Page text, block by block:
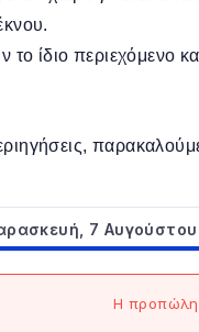
το ίδιο περιεχόμενο
7
Η